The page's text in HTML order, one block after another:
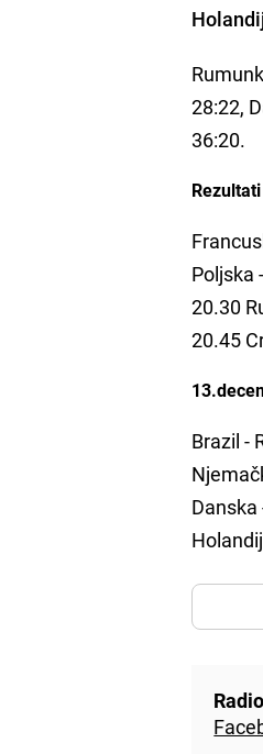
28:22,
36:20.
Poljska
20.30
20.45
Brazil -
Danska